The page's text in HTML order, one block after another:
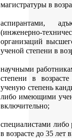
магистратуры в
аспирантами,
(инженерно-
организаций
ученой степени в
научными
степени в
ученую степень
либо имеющими
включительно;
специалистами
в возрасте до 35 лет